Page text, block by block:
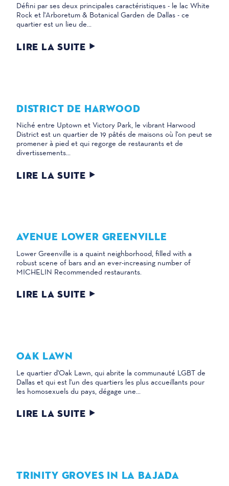
Défini par ses deux principales caractéristiques - le lac White
Rock et l'Arboretum & Botanical Garden de Dallas - ce
quartier est un lieu de...
LIRE LA SUITE
DISTRICT DE HARWOOD
Niché entre Uptown et Victory Park, le vibrant Harwood
District est un quartier de 19 pâtés de maisons où l'on peut se
promener à pied et qui regorge de restaurants et de
divertissements...
LIRE LA SUITE
AVENUE LOWER GREENVILLE
Lower Greenville is a quaint neighborhood, filled with a
robust scene of bars and an ever-increasing number of
MICHELIN Recommended restaurants.
LIRE LA SUITE
OAK LAWN
Le quartier d'Oak Lawn, qui abrite la communauté LGBT de
Dallas et qui est l'un des quartiers les plus accueillants pour
les homosexuels du pays, dégage une...
LIRE LA SUITE
TRINITY GROVES IN LA BAJADA